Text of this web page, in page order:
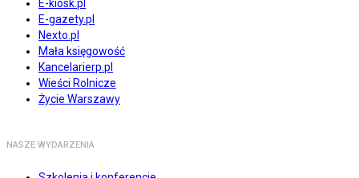
E-kiosk.pl
E-gazety.pl
Nexto.pl
Mała księgowość
Kancelarierp.pl
Wieści Rolnicze
Życie Warszawy
NASZE WYDARZENIA